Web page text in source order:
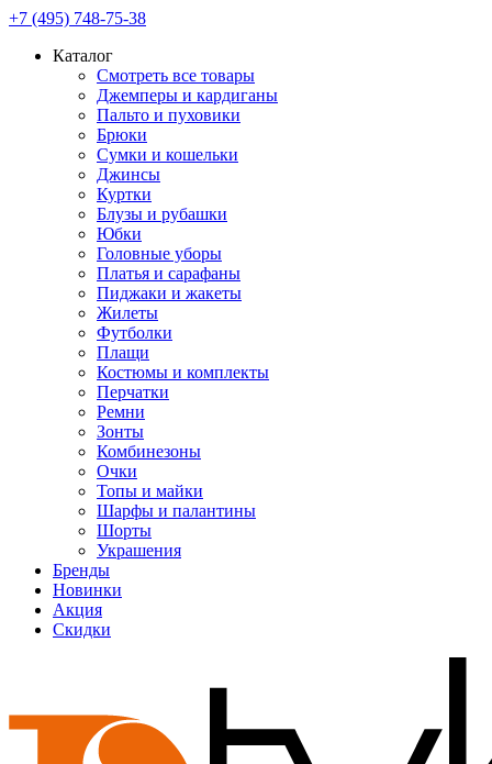
+7 (495) 748-75-38
Каталог
Смотреть все товары
Джемперы и кардиганы
Пальто и пуховики
Брюки
Сумки и кошельки
Джинсы
Куртки
Блузы и рубашки
Юбки
Головные уборы
Платья и сарафаны
Пиджаки и жакеты
Жилеты
Футболки
Плащи
Костюмы и комплекты
Перчатки
Ремни
Зонты
Комбинезоны
Очки
Топы и майки
Шарфы и палантины
Шорты
Украшения
Бренды
Новинки
Акция
Скидки